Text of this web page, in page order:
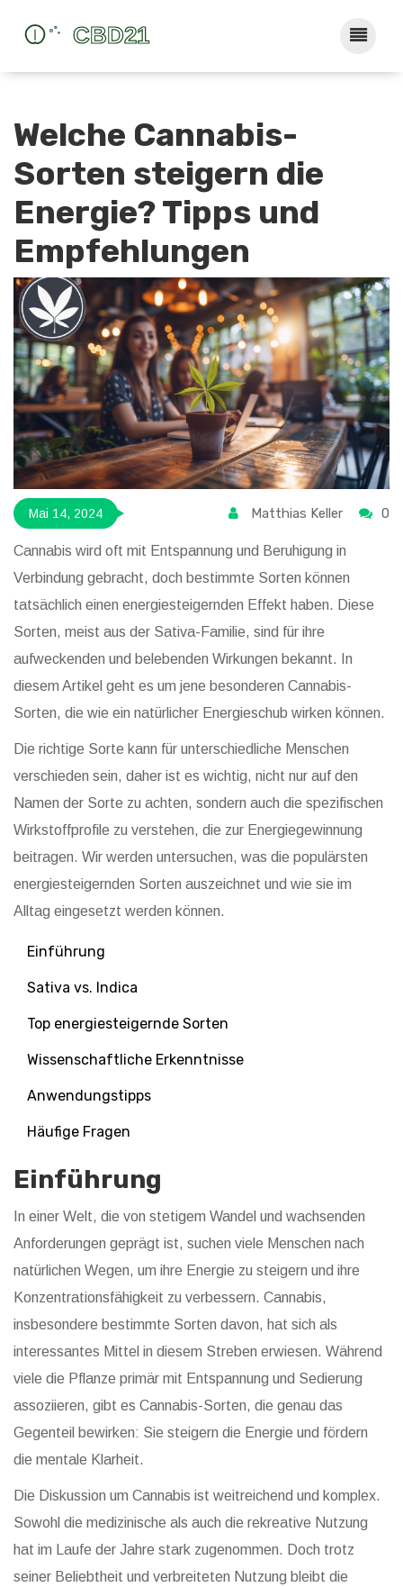
Welche Cannabis-
Sorten steigern die
Energie? Tipps und
Empfehlungen
Mai 14, 2024 Matthias Keller 0
Cannabis wird oft mit Entspannung und Beruhigung in
Verbindung gebracht, doch bestimmte Sorten können
tatsächlich einen energiesteigernden Effekt haben. Diese
Sorten, meist aus der Sativa-Familie, sind für ihre
aufweckenden und belebenden Wirkungen bekannt. In
diesem Artikel geht es um jene besonderen Cannabis-
Sorten, die wie ein natürlicher Energieschub wirken können.
Die richtige Sorte kann für unterschiedliche Menschen
verschieden sein, daher ist es wichtig, nicht nur auf den
Namen der Sorte zu achten, sondern auch die spezifischen
Wirkstoffprofile zu verstehen, die zur Energiegewinnung
beitragen. Wir werden untersuchen, was die populärsten
energiesteigernden Sorten auszeichnet und wie sie im
Alltag eingesetzt werden können.
Einführung
Sativa vs. Indica
Top energiesteigernde Sorten
Wissenschaftliche Erkenntnisse
Anwendungstipps
Häufige Fragen
Einführung
In einer Welt, die von stetigem Wandel und wachsenden
Anforderungen geprägt ist, suchen viele Menschen nach
natürlichen Wegen, um ihre Energie zu steigern und ihre
Konzentrationsfähigkeit zu verbessern. Cannabis,
insbesondere bestimmte Sorten davon, hat sich als
interessantes Mittel in diesem Streben erwiesen. Während
viele die Pflanze primär mit Entspannung und Sedierung
assoziieren, gibt es Cannabis-Sorten, die genau das
Gegenteil bewirken: Sie steigern die Energie und fördern
die mentale Klarheit.
Die Diskussion um Cannabis ist weitreichend und komplex.
Sowohl die medizinische als auch die rekreative Nutzung
hat im Laufe der Jahre stark zugenommen. Doch trotz
seiner Beliebtheit und verbreiteten Nutzung bleibt die